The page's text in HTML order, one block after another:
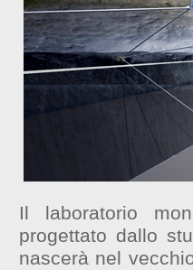
Il laboratorio
progettato dallo
nascerà nel